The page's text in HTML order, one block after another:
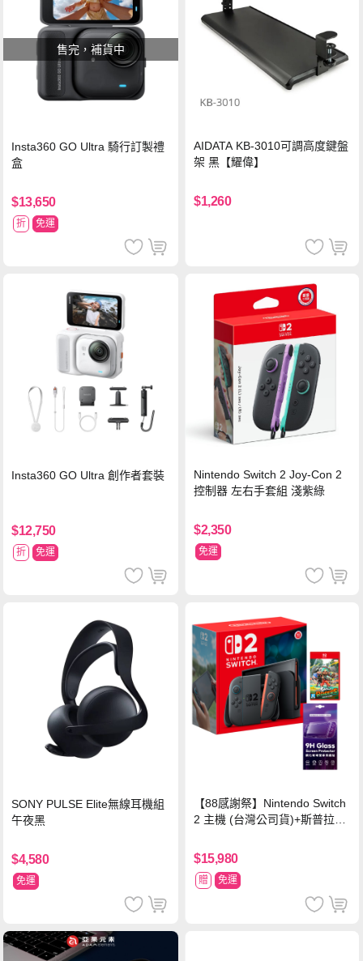
售完，補貨中
Insta360 GO Ultra 騎行訂製禮
盒
$13,650
折 免運
AIDATA KB-3010可調高度鍵盤
架 黑【耀偉】
$1,260
Insta360 GO Ultra 創作者套裝
$12,750
折 免運
Nintendo Switch 2 Joy-Con 2
控制器 左右手套組 淺紫綠
$2,350
免運
SONY PULSE Elite無線耳機組
午夜黑
$4,580
免運
【88感謝祭】Nintendo Switch
2 主機 (台灣公司貨)+斯普拉遁
$15,980
贈 免運